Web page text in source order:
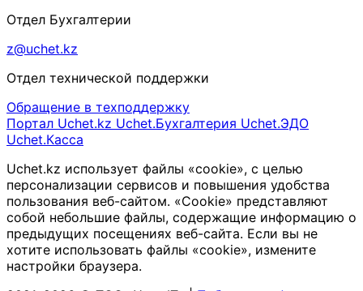
Отдел Бухгалтерии
z@uchet.kz
Отдел технической поддержки
Обращение в техподдержку
Портал Uchet.kz Uchet.Бухгалтерия Uchet.ЭДО
Uchet.Касса
Uchet.kz использует файлы «cookie», с целью
персонализации сервисов и повышения удобства
пользования веб-сайтом. «Cookie» представляют
собой небольшие файлы, содержащие информацию о
предыдущих посещениях веб-сайта. Если вы не
хотите использовать файлы «cookie», измените
настройки браузера.